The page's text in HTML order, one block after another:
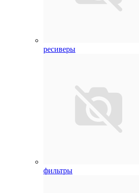
ресиверы
фильтры